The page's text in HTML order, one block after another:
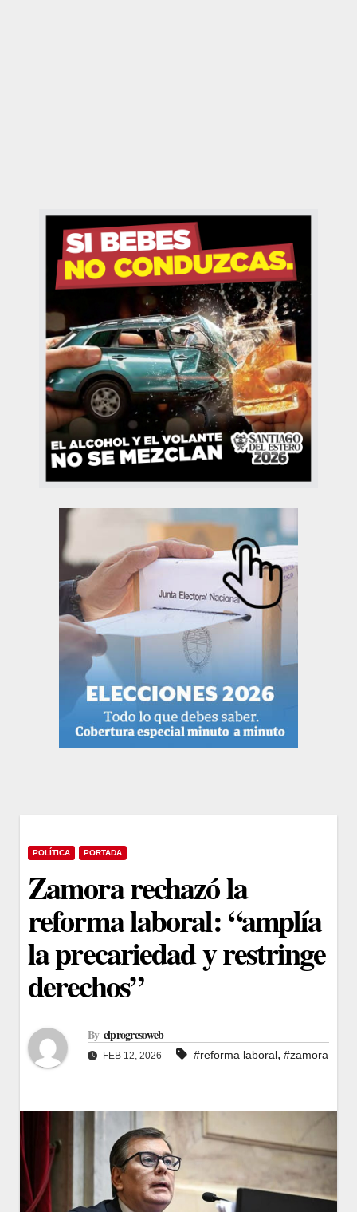
POLÍTICA PORTADA
Zamora rechazó la
reforma laboral: “amplía
la precariedad y restringe
derechos”
By elprogresoweb
FEB 12, 2026 #reforma laboral, #zamora